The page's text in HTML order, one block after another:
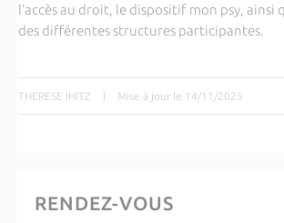
l’accès au droit, le dispositif mon psy, ainsi
des différentes structures participantes.
THERESE IHITZ | Mise à jour le 14/11/2025
RENDEZ-VOUS